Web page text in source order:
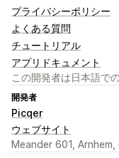
プライバシーポリシー
よくある質問
チュートリアル
アプリドキュメント
この開発者は日本語で
開発者
Picqer
ウェブサイト
Meander 601,